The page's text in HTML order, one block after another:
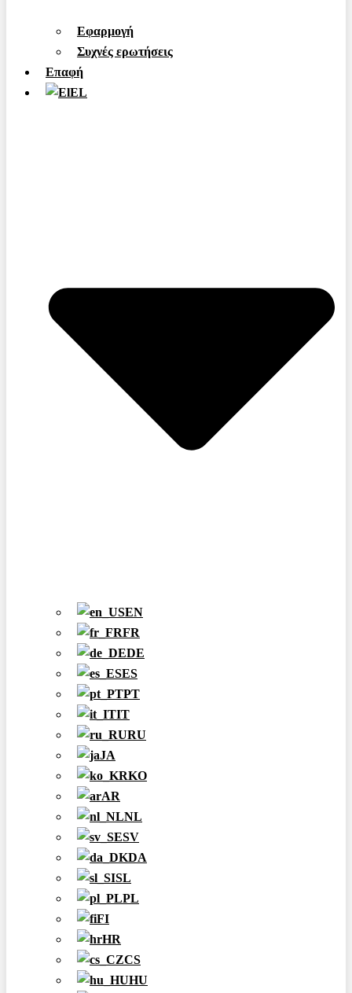
Εφαρμογή
Συχνές ερωτήσεις
Επαφή
EL
EN
FR
DE
ES
PT
IT
RU
JA
KO
AR
NL
SV
DA
SL
PL
FI
HR
CS
HU